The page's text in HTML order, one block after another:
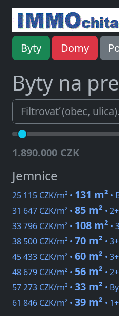
Byty Domy
Byty na
1.890.000 CZK
Jemnice
25 115 CZK/m² • 131 m² •
31 647 CZK/m² • 85 m² •
33 796 CZK/m² • 108 m² •
38 500 CZK/m² • 70 m² •
45 433 CZK/m² • 60 m² •
48 679 CZK/m² • 56 m² •
57 273 CZK/m² • 33 m² •
61 846 CZK/m² • 39 m² •